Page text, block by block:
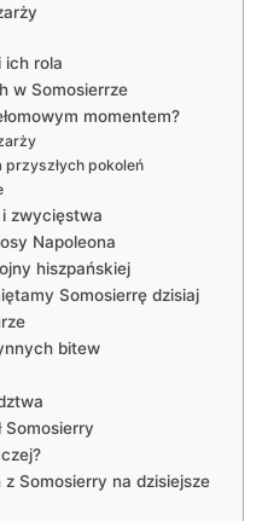
ich ⁢rola
w Somosierrze
momentem?
pokoleń
zwycięstwa
Napoleona
hiszpańskiej
Somosierrę dzisiaj
bitew
Somosierry
z Somosierry na ⁢dzisiejsze